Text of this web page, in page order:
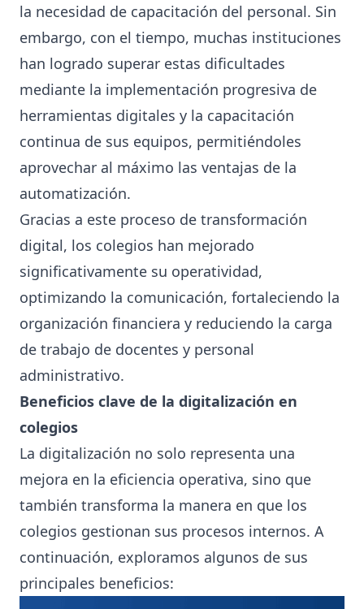
la necesidad de capacitación del personal. Sin
embargo, con el tiempo, muchas instituciones
han logrado superar estas dificultades
mediante la implementación progresiva de
herramientas digitales y la capacitación
continua de sus equipos, permitiéndoles
aprovechar al máximo las ventajas de la
automatización.
Gracias a este proceso de transformación
digital, los colegios han mejorado
significativamente su operatividad,
optimizando la comunicación, fortaleciendo la
organización financiera y reduciendo la carga
de trabajo de docentes y personal
administrativo.
Beneficios clave de la digitalización en
colegios
La digitalización no solo representa una
mejora en la eficiencia operativa, sino que
también transforma la manera en que los
colegios gestionan sus procesos internos. A
continuación, exploramos algunos de sus
principales beneficios: